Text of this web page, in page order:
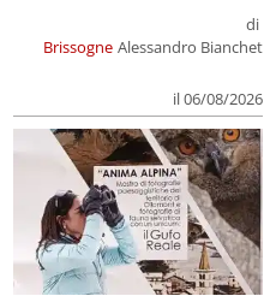
Brissogne
di
Alessandro Bianchet
il 06/08/2026